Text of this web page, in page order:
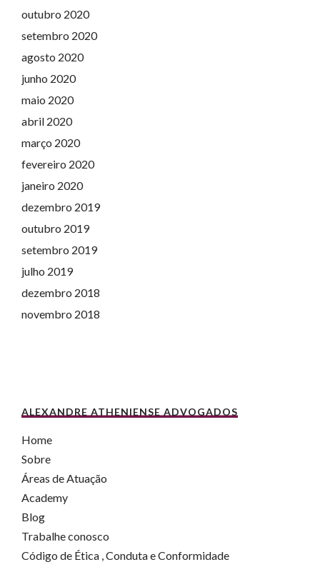
outubro 2020
setembro 2020
agosto 2020
junho 2020
maio 2020
abril 2020
março 2020
fevereiro 2020
janeiro 2020
dezembro 2019
outubro 2019
setembro 2019
julho 2019
dezembro 2018
novembro 2018
ALEXANDRE ATHENIENSE ADVOGADOS
Home
Sobre
Áreas de Atuação
Academy
Blog
Trabalhe conosco
Código de Ética , Conduta e Conformidade